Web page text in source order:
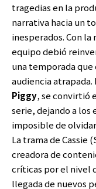
tragedias en la
narrativa hacia un
inesperados. Con la
equipo debió
una temporada
audiencia
Piggy, se convirtió
serie, dejando a los
imposible de
La trama de Cassie
creadora de
críticas por el nivel
llegada de nuevos